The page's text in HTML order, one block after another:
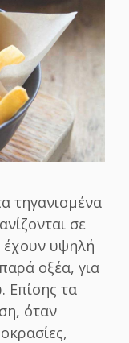
τηγανισμένα
σε
έχουν υψηλή
οξέα, για
Επίσης τα
όταν